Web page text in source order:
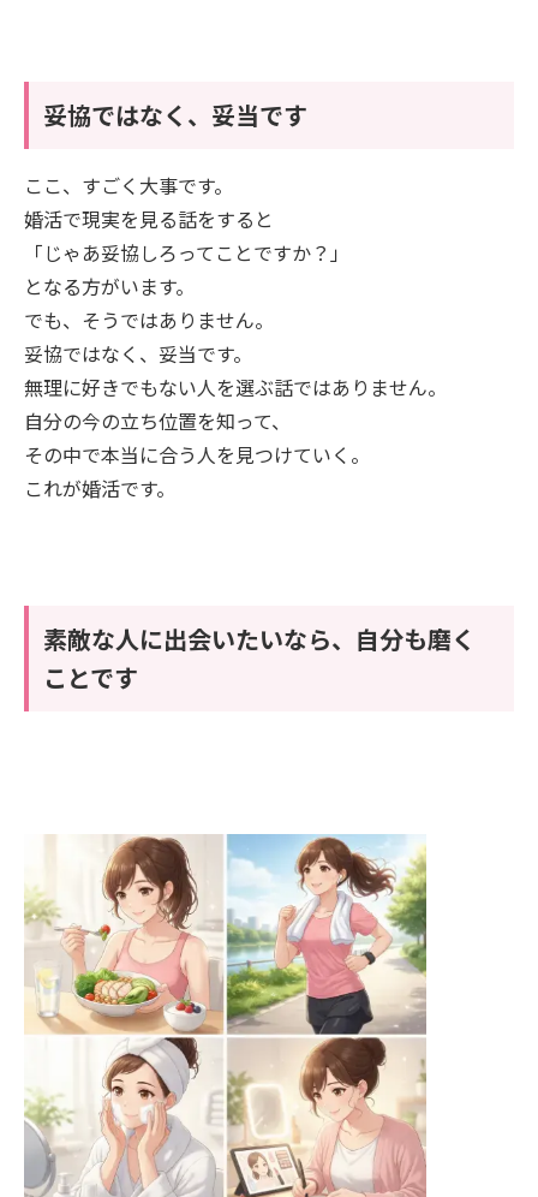
妥協ではなく、妥当です
ここ、すごく大事です。
婚活で現実を見る話をすると
「じゃあ妥協しろってことですか？」
となる方がいます。
でも、そうではありません。
妥協ではなく、妥当です。
無理に好きでもない人を選ぶ話ではありません。
自分の今の立ち位置を知って、
その中で本当に合う人を見つけていく。
これが婚活です。
素敵な人に出会いたいなら、自分も磨く
ことです